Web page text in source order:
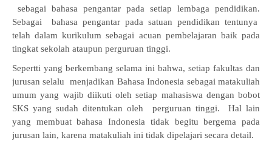
sebagai bahasa pengantar pada setiap lembaga pendidikan.
Sebagai bahasa pengantar pada satuan pendidikan tentunya
telah dalam kurikulum sebagai acuan pembelajaran baik pada
tingkat sekolah ataupun perguruan tinggi.
Sepertti yang berkembang selama ini bahwa, setiap fakultas dan
jurusan selalu menjadikan Bahasa Indonesia sebagai matakuliah
umum yang wajib diikuti oleh setiap mahasiswa dengan bobot
SKS yang sudah ditentukan oleh perguruan tinggi. Hal lain
yang membuat bahasa Indonesia tidak begitu bergema pada
jurusan lain, karena matakuliah ini tidak dipelajari secara detail.